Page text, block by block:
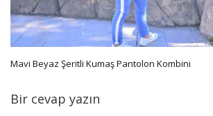
Mavi Beyaz Şeritli Kumaş Pantolon Kombini
Bir cevap yazın